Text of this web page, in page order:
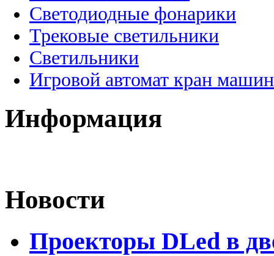
Светодиодные фонарики
Трековые светильники
Светильники
Игровой автомат кран
Информация
Новости
Проекторы DLed в